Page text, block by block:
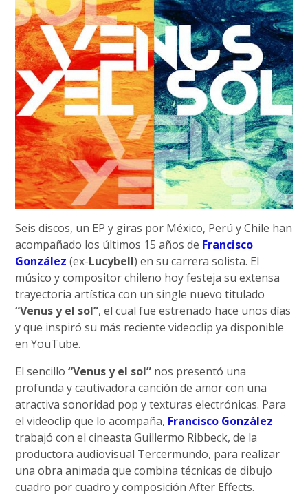
Seis discos, un EP y giras por México, Perú y Chile han
acompañado los últimos 15 años de Francisco
González (ex-Lucybell) en su carrera solista. El
músico y compositor chileno hoy festeja su extensa
trayectoria artística con un single nuevo titulado
“Venus y el sol”, el cual fue estrenado hace unos días
y que inspiró su más reciente videoclip ya disponible
en YouTube.
El sencillo“Venus y el sol” nos presentó una
profunda y cautivadora canción de amor con una
atractiva sonoridad pop y texturas electrónicas. Para
el videoclip que lo acompaña, Francisco González
trabajó con el cineasta Guillermo Ribbeck, de la
productora audiovisual Tercermundo, para realizar
una obra animada que combina técnicas de dibujo
cuadro por cuadro y composición After Effects.